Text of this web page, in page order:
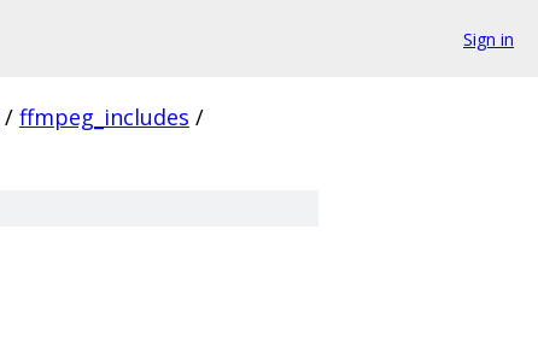
Sign in
/ ffmpeg_includes /